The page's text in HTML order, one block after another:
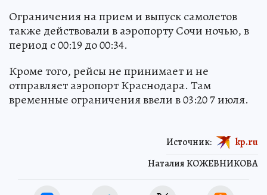
Ограничения на прием и выпуск самолетов
также действовали в аэропорту Сочи ночью, в
период с 00:19 до 00:34.
Кроме того, рейсы не принимает и не
отправляет аэропорт Краснодара. Там
временные ограничения ввели в 03:20 7 июля.
Наталия КОЖЕВНИКОВА
Источник: kp.ru